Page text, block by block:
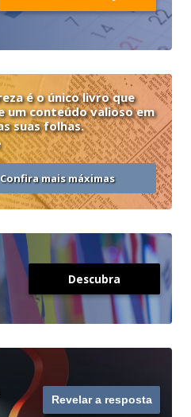
é o único livro que
um conteúdo valioso em
suas folhas.
Confira mais máximas
Descubra
Revelar a resposta